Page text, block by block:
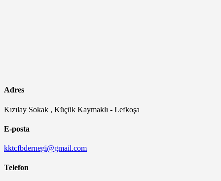
Adres
Kızılay Sokak , Küçük Kaymaklı - Lefkoşa
E-posta
kktcfbdernegi@gmail.com
Telefon